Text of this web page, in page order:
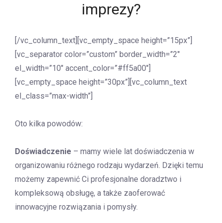
imprezy?
[/vc_column_text][vc_empty_space height=”15px”]
[vc_separator color=”custom” border_width=”2″
el_width=”10″ accent_color=”#ff5a00″]
[vc_empty_space height=”30px”][vc_column_text
el_class=”max-width”]
Oto kilka powodów:
Doświadczenie – mamy wiele lat doświadczenia w
organizowaniu różnego rodzaju wydarzeń. Dzięki temu
możemy zapewnić Ci profesjonalne doradztwo i
kompleksową obsługę, a także zaoferować
innowacyjne rozwiązania i pomysły.